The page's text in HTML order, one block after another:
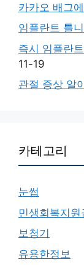
카카오 배그
임플란트 틀
즉시 임플란
11-19
관절 증상 알
카테고리
눈썹
민생회복지원
보청기
유용한정보